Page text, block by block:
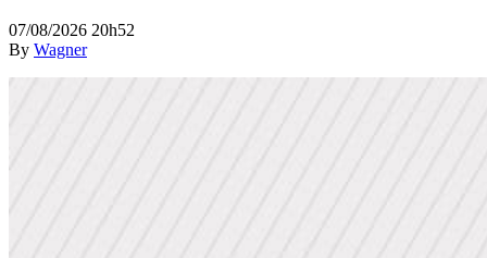
07/08/2026 20h52
By Wagner